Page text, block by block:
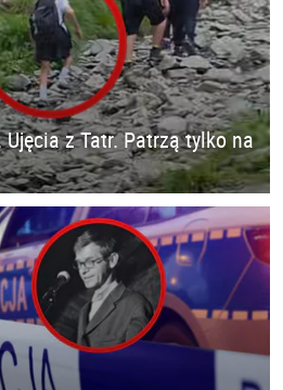
Ujęcia z Tatr. Patrzą tylko na